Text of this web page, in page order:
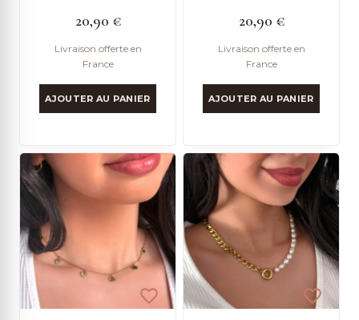
20,90 €
Livraison offerte en
France
AJOUTER AU PANIER
20,90 €
Livraison offerte en
France
AJOUTER AU PANIER